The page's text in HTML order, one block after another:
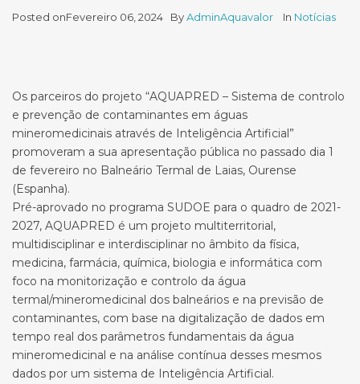
Posted onFevereiro 06, 2024 ByAdminAquavalor In Notícias
Os parceiros do projeto “AQUAPRED – Sistema de controlo
e prevenção de contaminantes em águas
mineromedicinais através de Inteligência Artificial”
promoveram a sua apresentação pública no passado dia 1
de fevereiro no Balneário Termal de Laias, Ourense
(Espanha).
Pré-aprovado no programa SUDOE para o quadro de 2021-
2027, AQUAPRED é um projeto multiterritorial,
multidisciplinar e interdisciplinar no âmbito da física,
medicina, farmácia, química, biologia e informática com
foco na monitorização e controlo da água
termal/mineromedicinal dos balneários e na previsão de
contaminantes, com base na digitalização de dados em
tempo real dos parâmetros fundamentais da água
mineromedicinal e na análise contínua desses mesmos
dados por um sistema de Inteligência Artificial.